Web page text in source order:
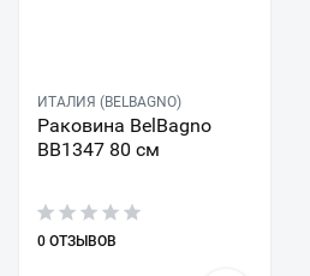
ИТАЛИЯ (BELBAGNO)
Раковина BelBagno
BB1347 80 см
0 ОТЗЫВОВ